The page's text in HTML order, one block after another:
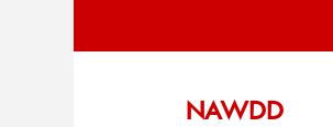
NAWDD